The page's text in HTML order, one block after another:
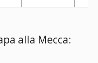
alla Mecca: